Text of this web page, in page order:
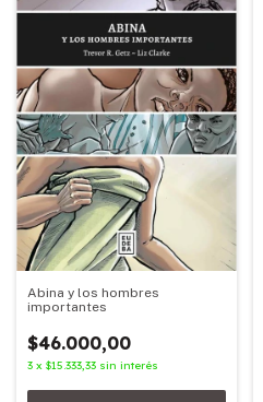
Abina y los hombres
importantes
$46.000,00
3 x $15.333,33 sin interés